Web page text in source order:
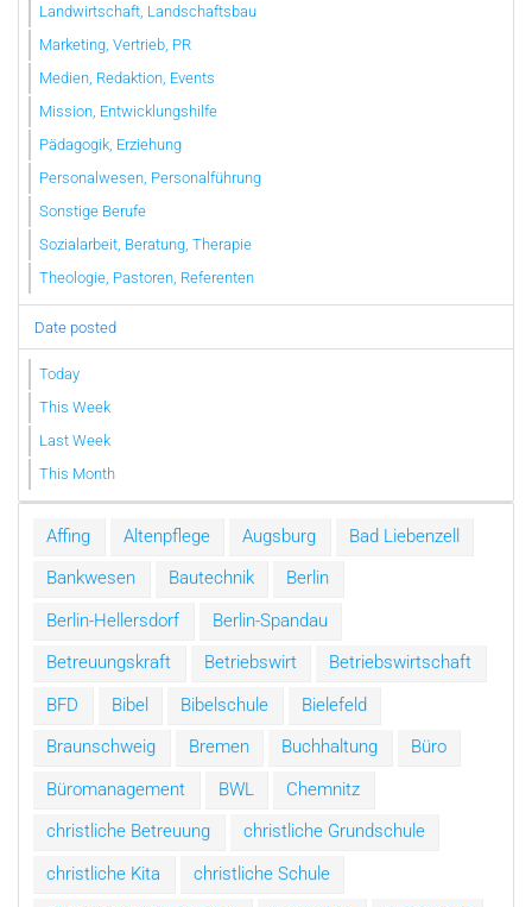
Landwirtschaft, Landschaftsbau
Marketing, Vertrieb, PR
Medien, Redaktion, Events
Mission, Entwicklungshilfe
Pädagogik, Erziehung
Personalwesen, Personalführung
Sonstige Berufe
Sozialarbeit, Beratung, Therapie
Theologie, Pastoren, Referenten
Date posted
Today
This Week
Last Week
This Month
Affing Altenpflege Augsburg
Bad Liebenzell
Bankwesen
Bautechnik
Berlin
Berlin-Hellersdorf
Berlin-Spandau
Betreuungskraft
Betriebswirt
Betriebswirtschaft
BFD
Bibel Bibelschule
Bielefeld
Braunschweig
Bremen Buchhaltung
Büro
Büromanagement
BWL
Chemnitz
christliche Betreuung
christliche Grundschule
christliche Kita
christliche Schule